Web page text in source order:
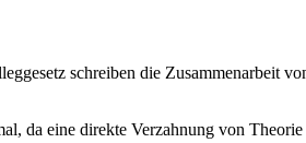
schreiben die Zusammenarbeit
da eine direkte Verzahnung von